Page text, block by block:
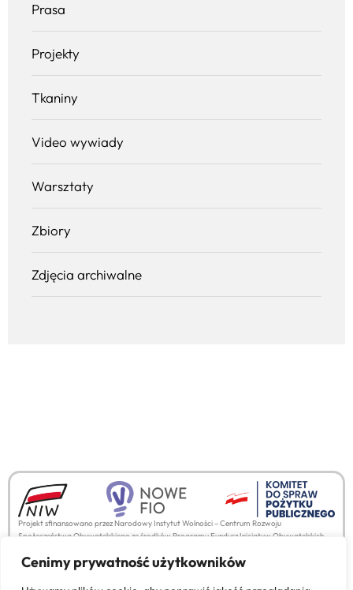
Cenimy prywatność użytkowników
Prasa
Projekty
Tkaniny
Video wywiady
Warsztaty
Zbiory
Zdjęcia archiwalne
Projekt sfinansowano przez Narodowy Instytut Wolności – Centrum Rozwoju
Społeczeństwa Obywatelskiego ze środków Programu Fundusz Inicjatyw Obywatelskich